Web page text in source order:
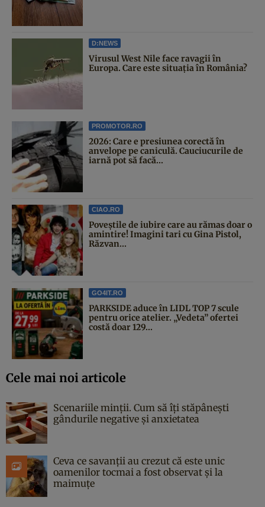
D:NEWS
Virusul West Nile face ravagii în
Europa. Care este situația în România?
PROMOTOR.RO
2026: Care e presiunea corectă în
anvelope pe caniculă. Cauciucurile de
iarnă pot să facă...
CIAO.RO
Poveştile de iubire care au rămas doar o
amintire! Imagini tari cu Gina Pistol,
Răzvan...
GO4IT.RO
PARKSIDE aduce în LIDL TOP 7 scule
pentru orice atelier. „Vedeta” ofertei
costă doar 129...
Cele mai noi articole
Scenariile minții. Cum să îți stăpânești
gândurile negative și anxietatea
Ceva ce savanții au crezut că este unic
oamenilor tocmai a fost observat și la
maimuțe